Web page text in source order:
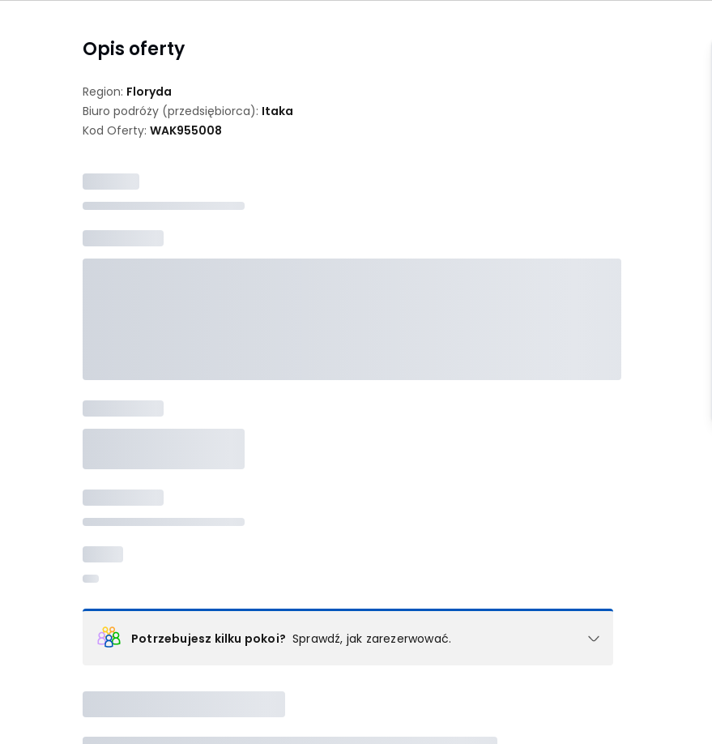
Opis oferty
Region: Floryda
Biuro podróży (przedsiębiorca): Itaka
Kod Oferty: WAK955008
Potrzebujesz kilku pokoi? Sprawdź, jak zarezerwować.
Wybierz jedną z ofert z listy i zarezerwuj ją. Zrób oddzielne rezerwacje dla każdego kolejnego pokoju
lubskontaktuj się z nami,by złożyć zamówienie u naszego doradcy.